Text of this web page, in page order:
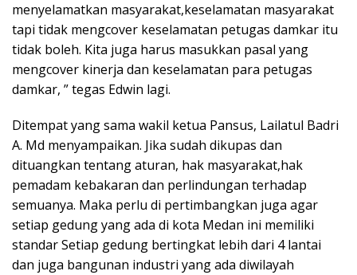
menyelamatkan masyarakat,keselamatan masyarakat
tapi tidak mengcover keselamatan petugas damkar itu
tidak boleh. Kita juga harus masukkan pasal yang
mengcover kinerja dan keselamatan para petugas
damkar, ” tegas Edwin lagi.
Ditempat yang sama wakil ketua Pansus, Lailatul Badri
A. Md menyampaikan. Jika sudah dikupas dan
dituangkan tentang aturan, hak masyarakat,hak
pemadam kebakaran dan perlindungan terhadap
semuanya. Maka perlu di pertimbangkan juga agar
setiap gedung yang ada di kota Medan ini memiliki
standar Setiap gedung bertingkat lebih dari 4 lantai
dan juga bangunan industri yang ada diwilayah